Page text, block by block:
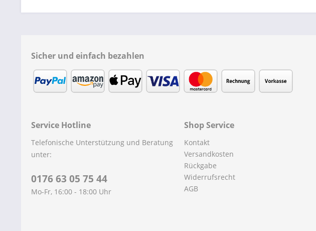
Sicher und einfach bezahlen
Service Hotline
Telefonische Unterstützung und Beratung
unter:
0176 63 05 75 44
Mo-Fr, 16:00 - 18:00 Uhr
Shop Service
Kontakt
Versandkosten
Rückgabe
Widerrufsrecht
AGB